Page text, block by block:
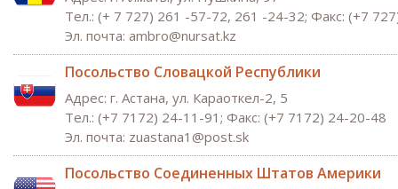
Тел.: (+ 7 727) 261 -57-72, 261 -24-32; Факс: (+7
Эл. почта: ambro@nursat.kz
Посольство Словацкой Республики
Адрес: г. Астана, ул. Караоткел-2, 5
Тел.: (+7 7172) 24-11-91; Факс: (+7 7172) 24-20-48
Эл. почта: zuastana1@post.sk
Посольство Соединенных Штатов Америки